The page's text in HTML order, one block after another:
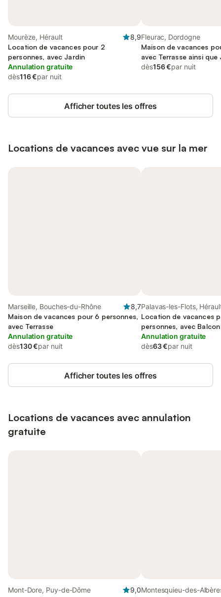
Mourèze, Hérault
8,9
Location de vacances pour 2
personnes, avec Jardin
Annulation gratuite
dès116 €par nuit
Fleurac, Dordogne
Maison de vacances
avec Terrasse ainsi
dès156 €par nuit
Afficher toutes les offres
Locations de vacances avec vue sur la mer
Marseille, Bouches-du-Rhône
8,7
Maison de vacances pour 6 personnes,
avec Terrasse
Annulation gratuite
dès130 €par nuit
Palavas-les-Flots,
Location de vacances
personnes, avec
Annulation gratuite
dès63 €par nuit
Afficher toutes les offres
Locations de vacances avec annulation
gratuite
Mont-Dore, Puy-de-Dôme
9,0Montesquieu-des-